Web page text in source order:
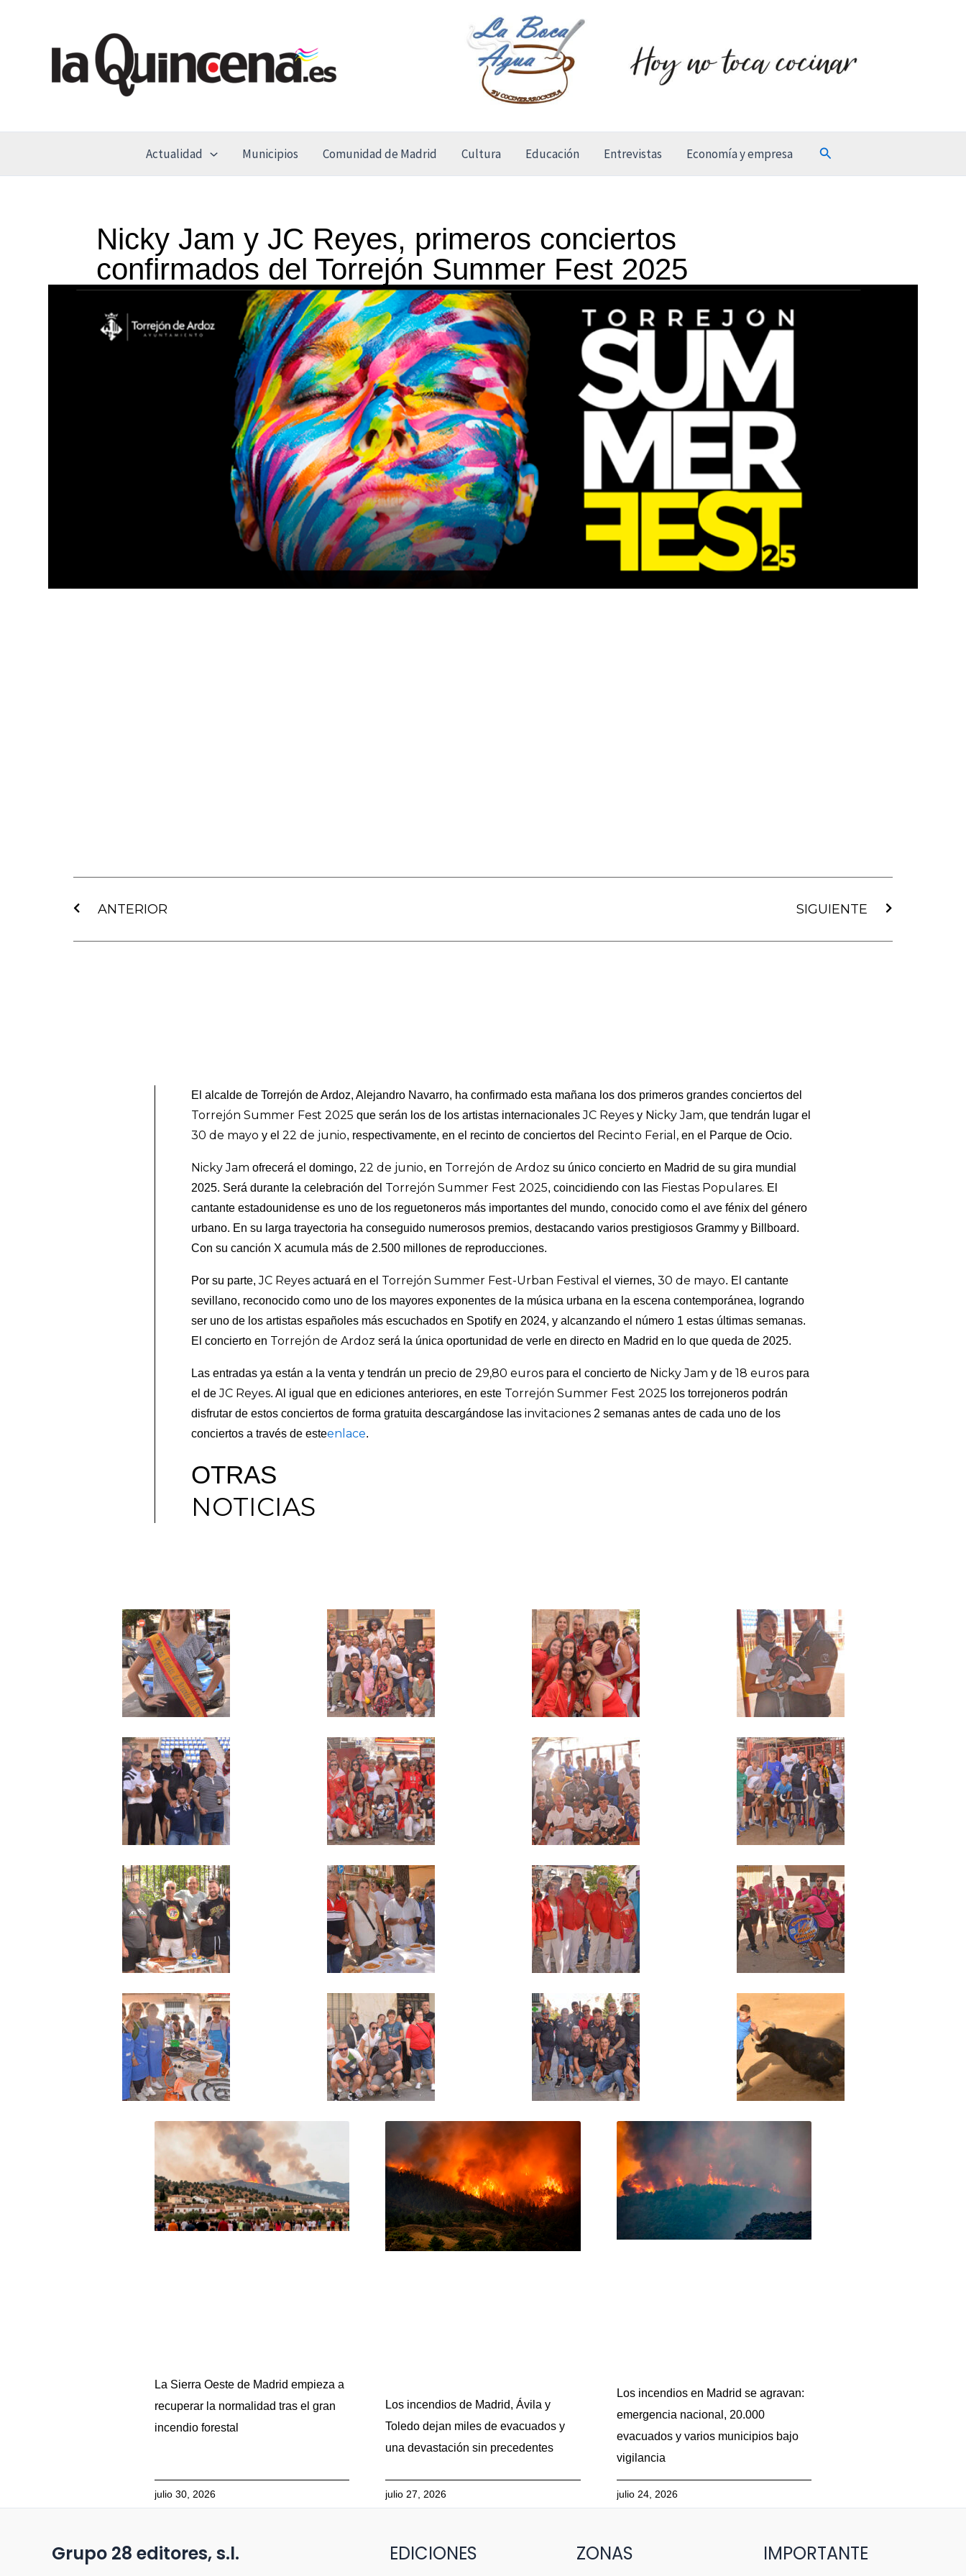
contenido
Actualidad Municipios Comunidad de Madrid Cultura Educación Entrevistas Economía y empresa Buscar
Nicky Jam y JC Reyes, primeros conciertos
confirmados del Torrejón Summer Fest 2025
ANTERIOR SIGUIENTE
El alcalde de Torrejón de Ardoz, Alejandro Navarro, ha confirmado esta mañana los dos primeros grandes conciertos del
Torrejón Summer Fest 2025 que serán los de los artistas internacionalesJC Reyes y Nicky Jam, que tendrán lugar el
30 de mayo y el22 de junio, respectivamente, en el recinto de conciertos del Recinto Ferial, en el Parque de Ocio.
Nicky Jam ofrecerá el domingo,22 de junio, en Torrejón de Ardozsu único concierto en Madrid de su gira mundial
2025. Será durante la celebración del Torrejón Summer Fest 2025, coincidiendo con las Fiestas Populares. El
cantante estadounidense es uno de los reguetoneros más importantes del mundo, conocido como el ave fénix del género
urbano. En su larga trayectoria ha conseguido numerosos premios, destacando varios prestigiosos Grammy y Billboard.
Con su canción X acumula más de 2.500 millones de reproducciones.
Por su parte, JC Reyes actuará en el Torrejón Summer Fest-Urban Festival el viernes, 30 de mayo. El cantante
sevillano, reconocido como uno de los mayores exponentes de la música urbana en la escena contemporánea, logrando
ser uno de los artistas españoles más escuchados en Spotify en 2024, y alcanzando el número 1 estas últimas semanas.
El concierto en Torrejón de Ardoz será la única oportunidad de verle en directo en Madrid en lo que queda de 2025.
Las entradas ya están a la venta y tendrán un precio de 29,80 euros para el concierto de Nicky Jamy de18 euros para
el deJC Reyes. Al igual que en ediciones anteriores, en este Torrejón Summer Fest 2025 los torrejoneros podrán
disfrutar de estos conciertos de forma gratuita descargándose lasinvitaciones 2 semanas antes de cada uno de los
conciertos a través de esteenlace.
OTRAS
NOTICIAS
La Sierra Oeste de Madrid empieza a
recuperar la normalidad tras el gran
incendio forestal
julio 30, 2026
Los incendios de Madrid, Ávila y
Toledo dejan miles de evacuados y
una devastación sin precedentes
julio 27, 2026
Los incendios en Madrid se agravan:
emergencia nacional, 20.000
evacuados y varios municipios bajo
vigilancia
julio 24, 2026
Grupo 28 editores, s.l. EDICIONES ZONAS IMPORTANTE